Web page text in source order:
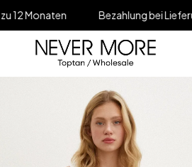
Bezahlung bei Lieferung möglich